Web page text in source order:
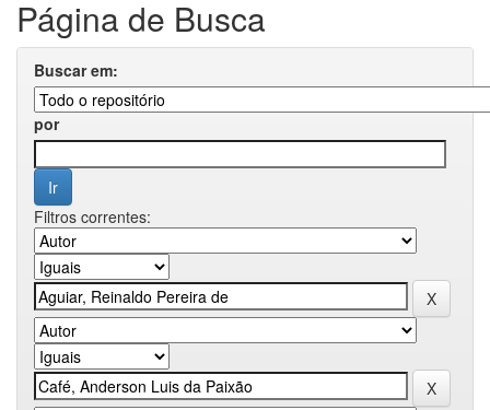
Página de Busca
Buscar em:
por
Filtros correntes: